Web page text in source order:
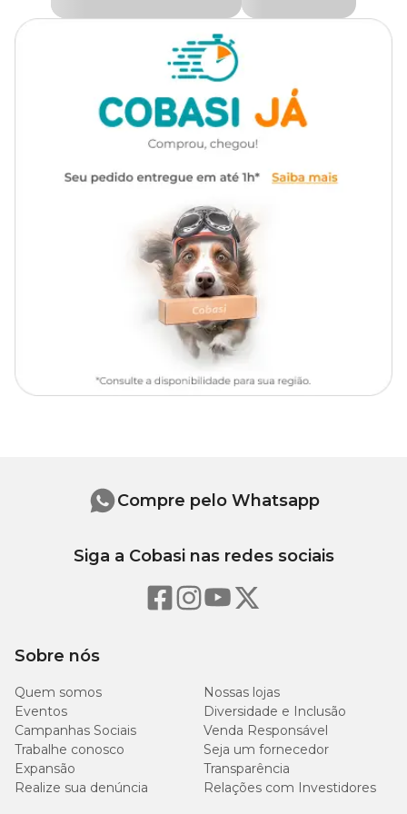
As estruturas que compõem os ouvidos dos cães e gatos
são
muito delicadas e precisam de cuidados com a higienização do
pavilhão auricular e do conduto auditivo. Para evitar inflamações,
alergias e outros desconfortos, aSyntec
Auritec - ácido Lático
atraindo água para a superfície da região.
Auritec - ácido Salicílico
Sua função, como sebo-regulador, é controlar a produção de
sebo/oleosidade, importante para melhorar a aparência da pele.
Auritec - extrato de Camomila
Promove um efeito calmante, responsável por aliviar desconforto,
dores e neutralizar odores indesejáveis.
promove uma série de benefícios para cães e gatos,
Auxilia no tratamento das afecções de ouvidos;
pavilhão auditivo dos pets;
Ajuda a manter a higienização dos ouvidos em dia.
Cada 100ml contém:
Ácido Lático: 2,5g;
Extrato Glicólico de Camomila: 1g;
Veículo q.s.p.: 100ml.
Sobre nós
Quem somos
Nossas lojas
Eventos
Diversidade e Inclusão
Campanhas Sociais
Venda Responsável
Trabalhe conosco
Seja um fornecedor
Expansão
Transparência
Realize sua denúncia
Relações com Investidores
Compre pelo Whatsapp
Siga a Cobasi nas redes sociais